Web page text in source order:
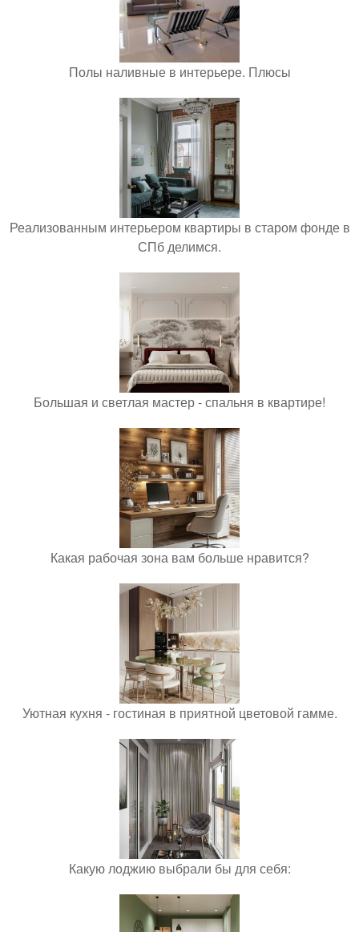
Полы наливные в интерьере. Плюсы
Реализованным интерьером квартиры в старом фонде в
СПб делимся.
Большая и светлая мастер - спальня в квартире!
Какая рабочая зона вам больше нравится?
Уютная кухня - гостиная в приятной цветовой гамме.
Какую лоджию выбрали бы для себя: